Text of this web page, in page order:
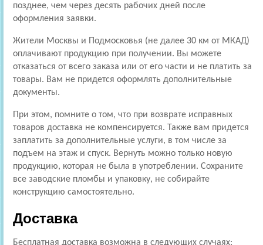
позднее, чем через десять рабочих дней после
оформления заявки.
Жители Москвы и Подмосковья (не далее 30 км от МКАД)
оплачивают продукцию при получении. Вы можете
отказаться от всего заказа или от его части и не платить за
товары. Вам не придется оформлять дополнительные
документы.
При этом, помните о том, что при возврате исправных
товаров доставка не компенсируется. Также вам придется
заплатить за дополнительные услуги, в том числе за
подъем на этаж и спуск. Вернуть можно только новую
продукцию, которая не была в употреблении. Сохраните
все заводские пломбы и упаковку, не собирайте
конструкцию самостоятельно.
Доставка
Бесплатная доставка возможна в следующих случаях: